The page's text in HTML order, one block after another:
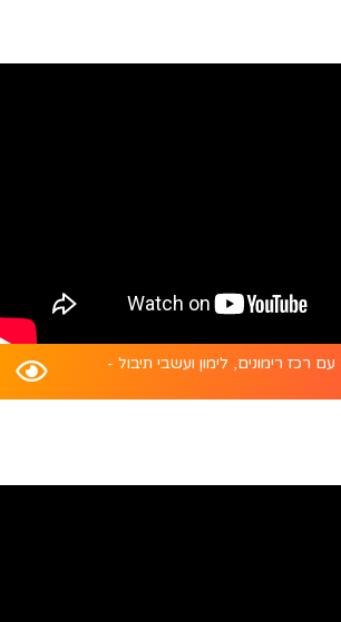
רכז רימונים, לימון ועשבי תיבול -